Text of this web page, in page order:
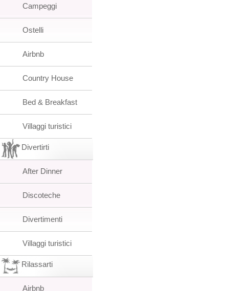
Campeggi
Ostelli
Airbnb
Country House
Bed & Breakfast
Villaggi turistici
Divertirti
After Dinner
Discoteche
Divertimenti
Villaggi turistici
Rilassarti
Airbnb